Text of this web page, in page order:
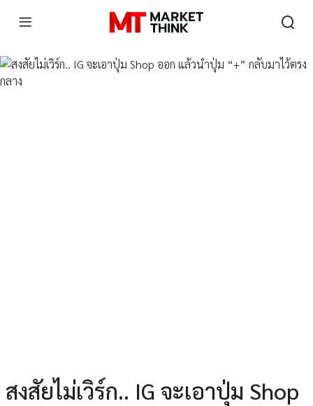
สงสัยไม่เวิร์ก.. IG จะเอาปุ่ม Shop